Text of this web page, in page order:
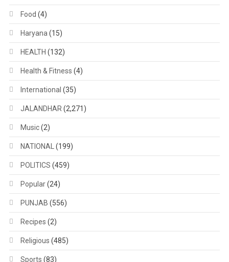
Food (4)
Haryana (15)
HEALTH (132)
Health & Fitness (4)
International (35)
JALANDHAR (2,271)
Music(2)
NATIONAL (199)
POLITICS (459)
Popular(24)
PUNJAB (556)
Recipes (2)
Religious (485)
Sports (83)